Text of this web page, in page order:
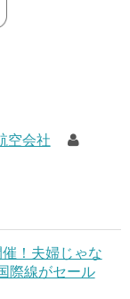
空会社
！夫婦じゃな
際線がセール